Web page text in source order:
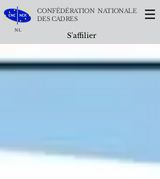
NL
CONFÉDÉRATION NATIONALE
DES CADRES
S'affilier